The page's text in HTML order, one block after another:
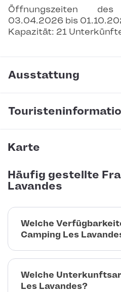
Öffnungszeiten
03.04.2026 bis
Kapazität: 21
Ausstattung
Karte
Häufig gestellte
Lavandes
Welche
Camping Les
Welche
Les Lavandes?